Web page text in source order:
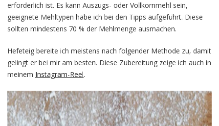
erforderlich ist. Es kann Auszugs- oder Vollkornmehl sein,
geeignete Mehltypen habe ich bei den Tipps aufgeführt. Diese
sollten mindestens 70 % der Mehlmenge ausmachen.
Hefeteig bereite ich meistens nach folgender Methode zu, damit
gelingt er bei mir am besten. Diese Zubereitung zeige ich auch in
meinem Instagram-Reel.